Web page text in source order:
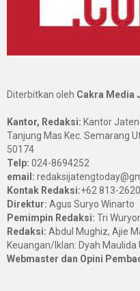
Diterbitkan oleh Cakra Media
Kantor, Redaksi: Kantor
Tanjung Mas Kec. Semarang
50174
Telp: 024-8694252
email:
Kontak Redaksi:+62 813-
Direktur: Agus Suryo Winarto
Pemimpin Redaksi: Tri
Redaksi: Abdul Mughiz, Ajie
Keuangan/Iklan: Dyah Maulida
Webmaster dan Opini